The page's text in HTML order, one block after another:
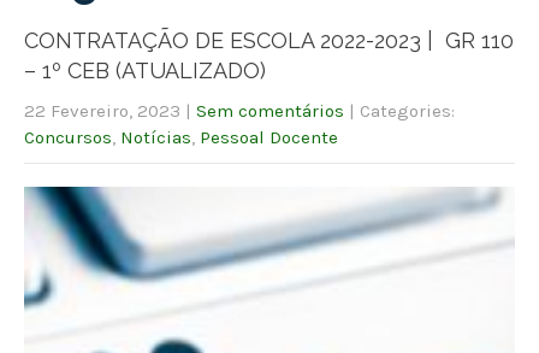
CONTRATAÇÃO DE ESCOLA 2022-2023 | GR 110
– 1º CEB (ATUALIZADO)
22 Fevereiro, 2023 | Sem comentários | Categories:
Concursos Notícias Pessoal Docente